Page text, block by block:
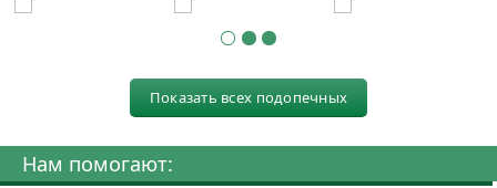
Показать всех подопечных
Нам помогают: